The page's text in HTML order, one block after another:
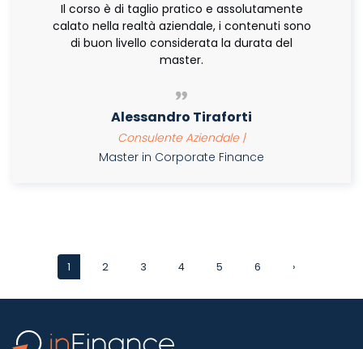
Il corso è di taglio pratico e assolutamente
calato nella realtà aziendale, i contenuti sono
di buon livello considerata la durata del
master.
Alessandro Tiraforti
Consulente Aziendale |
Master in Corporate Finance
1 2 3 4 5 6 ›